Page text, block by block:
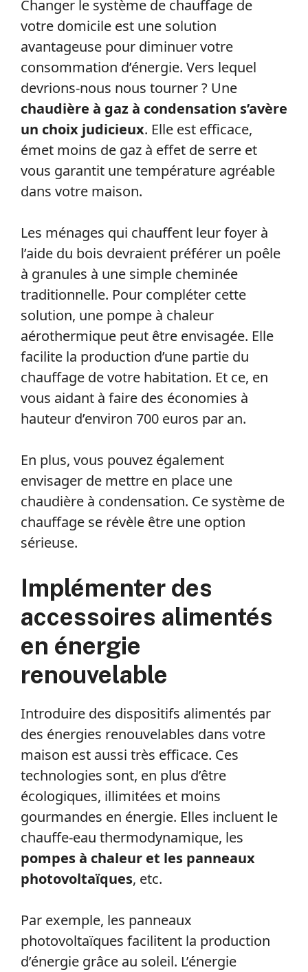
Changer le système de chauffage de
votre domicile est une solution
avantageuse pour diminuer votre
consommation d’énergie. Vers lequel
devrions-nous nous tourner ? Une
chaudière à gaz à condensation s’avère
un choix judicieux. Elle est efficace,
émet moins de gaz à effet de serre et
vous garantit une température agréable
dans votre maison.
Les ménages qui chauffent leur foyer à
l’aide du bois devraient préférer un poêle
à granules à une simple cheminée
traditionnelle. Pour compléter cette
solution, une pompe à chaleur
aérothermique peut être envisagée. Elle
facilite la production d’une partie du
chauffage de votre habitation. Et ce, en
vous aidant à faire des économies à
hauteur d’environ 700 euros par an.
En plus, vous pouvez également
envisager de mettre en place une
chaudière à condensation. Ce système de
chauffage se révèle être une option
sérieuse.
Implémenter des
accessoires alimentés
en énergie
renouvelable
Introduire des dispositifs alimentés par
des énergies renouvelables dans votre
maison est aussi très efficace. Ces
technologies sont, en plus d’être
écologiques, illimitées et moins
gourmandes en énergie. Elles incluent le
chauffe-eau thermodynamique, les
pompes à chaleur et les panneaux
photovoltaïques, etc.
Par exemple, les panneaux
photovoltaïques facilitent la production
d’énergie grâce au soleil. L’énergie